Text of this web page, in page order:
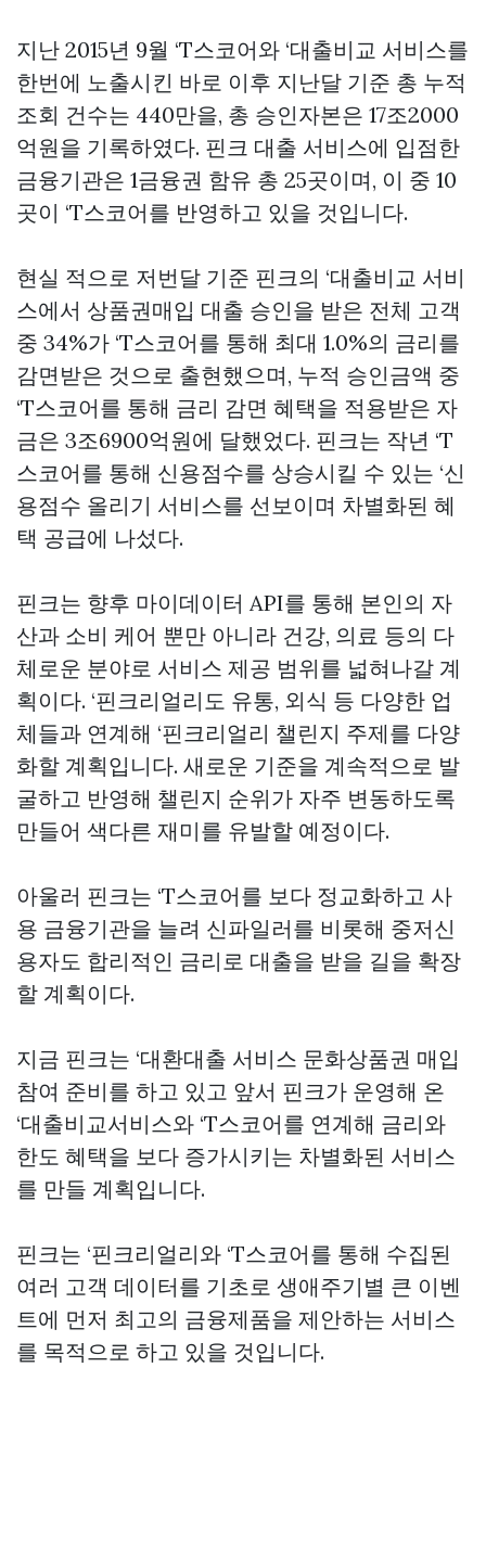
지난 2015년 9월 ‘T스코어와 ‘대출비교 서비스를
한번에 노출시킨 바로 이후 지난달 기준 총 누적
조회 건수는 440만을, 총 승인자본은 17조2000
억원을 기록하였다. 핀크 대출 서비스에 입점한
금융기관은 1금융권 함유 총 25곳이며, 이 중 10
곳이 ‘T스코어를 반영하고 있을 것입니다.
현실 적으로 저번달 기준 핀크의 ‘대출비교 서비
스에서 상품권매입 대출 승인을 받은 전체 고객
중 34%가 ‘T스코어를 통해 최대 1.0%의 금리를
감면받은 것으로 출현했으며, 누적 승인금액 중
‘T스코어를 통해 금리 감면 혜택을 적용받은 자
금은 3조6900억원에 달했었다. 핀크는 작년 ‘T
스코어를 통해 신용점수를 상승시킬 수 있는 ‘신
용점수 올리기 서비스를 선보이며 차별화된 혜
택 공급에 나섰다.
핀크는 향후 마이데이터 API를 통해 본인의 자
산과 소비 케어 뿐만 아니라 건강, 의료 등의 다
체로운 분야로 서비스 제공 범위를 넓혀나갈 계
획이다. ‘핀크리얼리도 유통, 외식 등 다양한 업
체들과 연계해 ‘핀크리얼리 챌린지 주제를 다양
화할 계획입니다. 새로운 기준을 계속적으로 발
굴하고 반영해 챌린지 순위가 자주 변동하도록
만들어 색다른 재미를 유발할 예정이다.
아울러 핀크는 ‘T스코어를 보다 정교화하고 사
용 금융기관을 늘려 신파일러를 비롯해 중저신
용자도 합리적인 금리로 대출을 받을 길을 확장
할 계획이다.
지금 핀크는 ‘대환대출 서비스 문화상품권 매입
참여 준비를 하고 있고 앞서 핀크가 운영해 온
‘대출비교서비스와 ‘T스코어를 연계해 금리와
한도 혜택을 보다 증가시키는 차별화된 서비스
를 만들 계획입니다.
핀크는 ‘핀크리얼리와 ‘T스코어를 통해 수집된
여러 고객 데이터를 기초로 생애주기별 큰 이벤
트에 먼저 최고의 금융제품을 제안하는 서비스
를 목적으로 하고 있을 것입니다.